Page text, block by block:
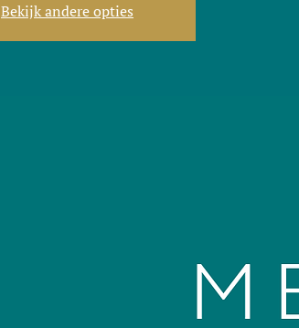
Bekijk andere opties